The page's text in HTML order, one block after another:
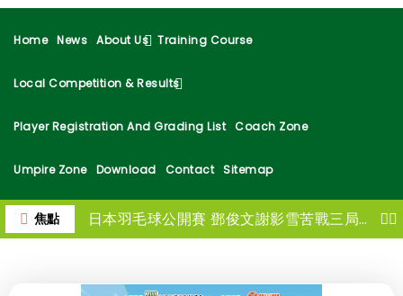
Home News About Us Training Course
Local Competition & Results
Player Registration And Grading List Coach Zone
Umpire Zone Download Contact Sitemap
焦點 日本羽毛球公開賽 鄧俊文謝影雪苦戰三局惜負世一摘混雙亞軍